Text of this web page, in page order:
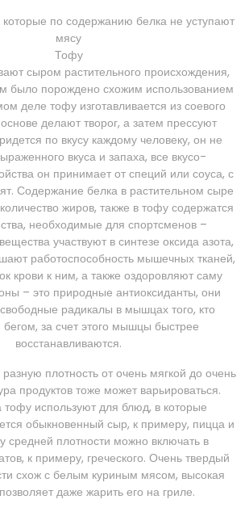
которые по содержанию белка не уступают
мясу
Тофу
сыром растительного происхождения,
было порождено схожим использованием
деле тофу изготавливается из соевого
делают творог, а затем прессуют
по вкусу каждому человеку, он не
вкуса и запаха, все вкусо-
он принимает от специй или соуса, с
Содержание белка в растительном сыре
жиров, также в тофу содержатся
необходимые для спортсменов –
участвуют в синтезе оксида азота,
работоспособность мышечных тканей,
крови к ним, а также оздоровляют саму
– это природные антиоксиданты, они
радикалы в мышцах того, кто
бегом, за счет этого мышцы быстрее
восстанавливаются.
плотность от очень мягкой до очень
продуктов тоже может варьироваться.
тофу используют для блюд, в которые
обыкновенный сыр, к примеру, пицца и
средней плотности можно включать в
к примеру, греческого. Очень твердый
схож с белым куриным мясом, высокая
даже жарить его на гриле.